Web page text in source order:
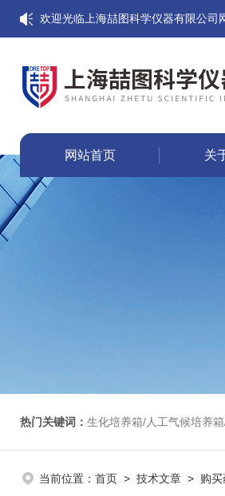
欢迎光临上海喆图科学仪器有限公司
网站首页 关
热门关键词： 生化培养箱/人工气候培养箱/电热恒温培养
当前位置： 首页 > 技术文章 > 购买